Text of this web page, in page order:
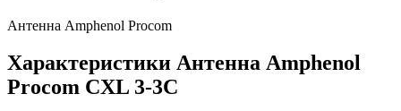
Антенна Amphenol Procom
Характеристики Антенна Amphenol
Procom CXL 3-3C